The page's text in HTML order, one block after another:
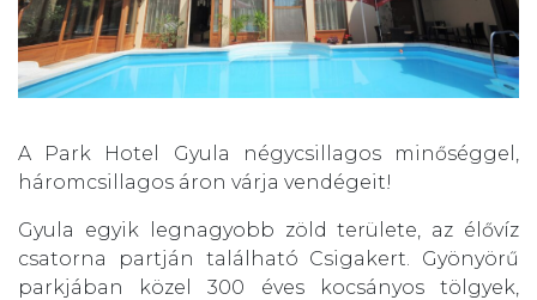
A Park Hotel Gyula négycsillagos minőséggel,
háromcsillagos áron várja vendégeit!
Gyula egyik legnagyobb zöld területe, az élővíz
csatorna partján található Csigakert. Gyönyörű
parkjában közel 300 éves kocsányos tölgyek,